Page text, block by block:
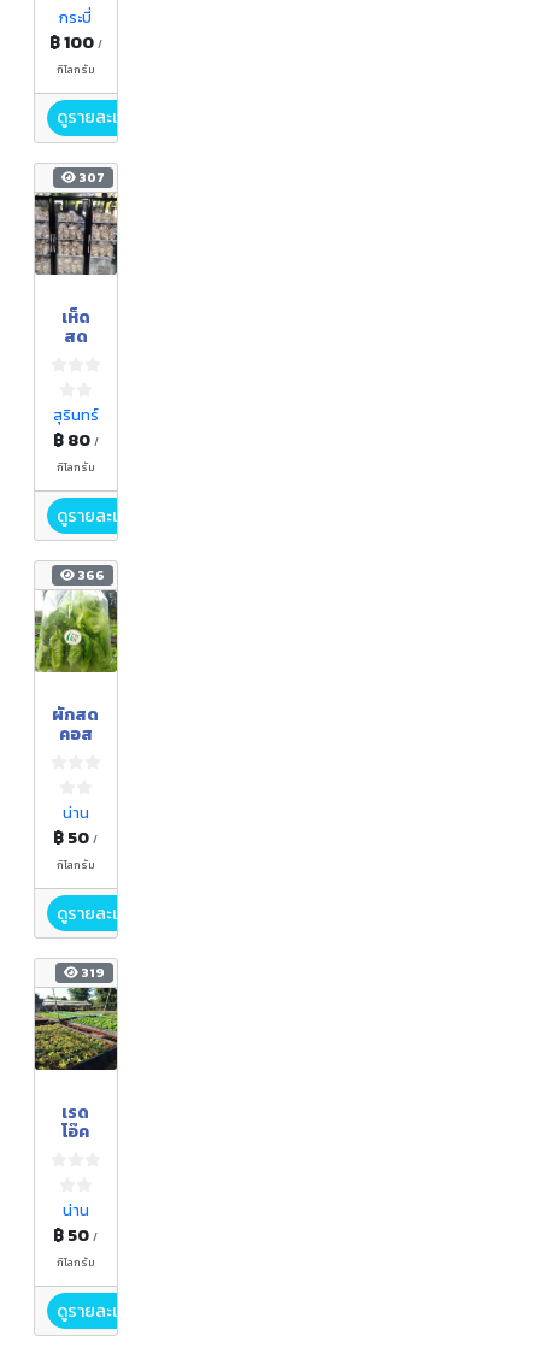
กระบี่
฿ 100 /
กิโลกรัม
ดูรายละเอียด
307
เห็ด
สด
สุรินทร์
฿ 80 /
กิโลกรัม
ดูรายละเอียด
366
ผักสด
คอส
น่าน
฿ 50/
กิโลกรัม
ดูรายละเอียด
319
เรด
โอ๊ค
น่าน
฿ 50/
กิโลกรัม
ดูรายละเอียด